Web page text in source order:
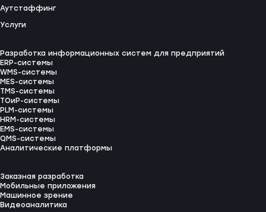
Аутстаффинг
Услуги
Разработка информационных систем для предприятий
ERP-системы
WMS-системы
MES-системы
TMS-системы
ТОиР-системы
PLM-системы
HRM-системы
EMS-системы
QMS-системы
Аналитические платформы
Заказная разработка
Мобильные приложения
Машинное зрение
Видеоаналитика